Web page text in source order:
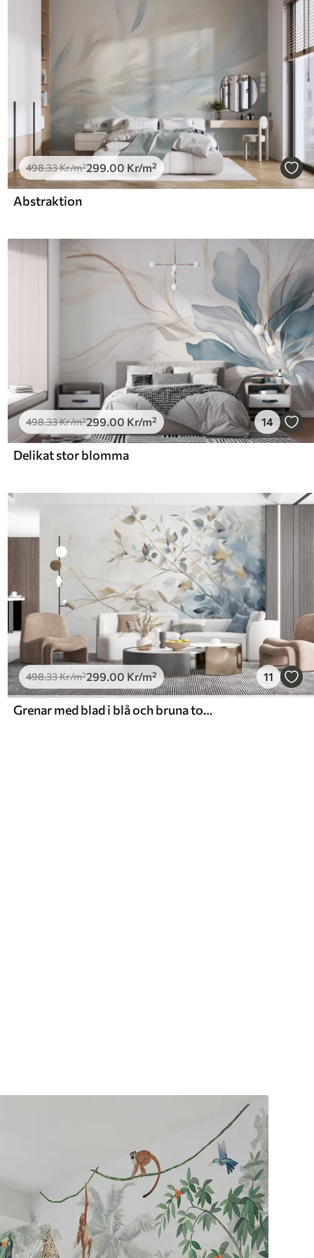
498.33Kr/m²299 .00 Kr/m²
Abstraktion
498.33Kr/m²299.00 Kr/m² 14
Delikat stor blomma
498.33Kr/m²299 .00 Kr/m² 11
Grenar med blad i blå och bruna toner, ljus bakgrund, mjuk och skir, akvarellstil